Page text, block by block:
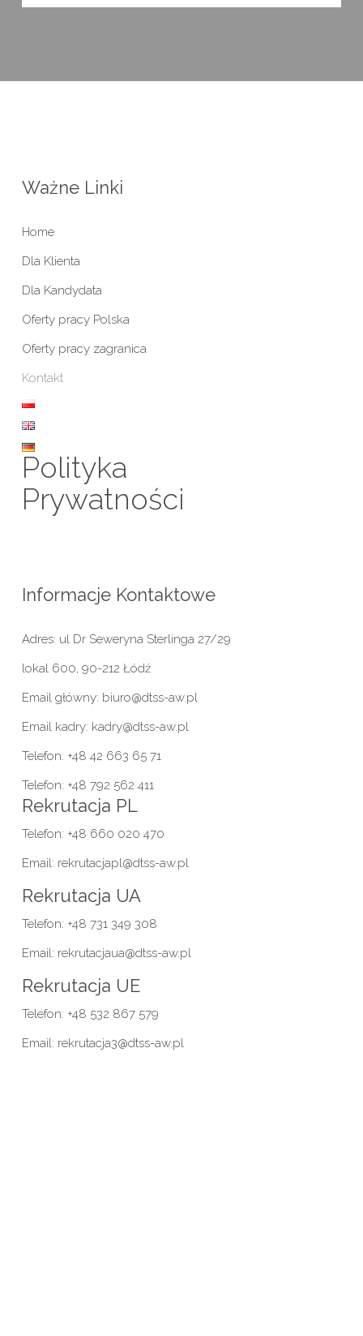
Ważne Linki
Home
Dla Klienta
Dla Kandydata
Oferty pracy Polska
Oferty pracy zagranica
Kontakt
Polityka
Prywatności
Informacje Kontaktowe
Adres: ul Dr Seweryna Sterlinga 27/29
lokal 600, 90-212 Łódź
Email główny: biuro@dtss-aw.pl
Email kadry: kadry@dtss-aw.pl
Telefon: +48 42 663 65 71
Telefon: +48 792 562 411
Rekrutacja PL
Telefon: +48 660 020 470
Email: rekrutacjapl@dtss-aw.pl
Rekrutacja UA
Telefon: +48 731 349 308
Email: rekrutacjaua@dtss-aw.pl
Rekrutacja UE
Telefon: +48 532 867 579
Email: rekrutacja3@dtss-aw.pl